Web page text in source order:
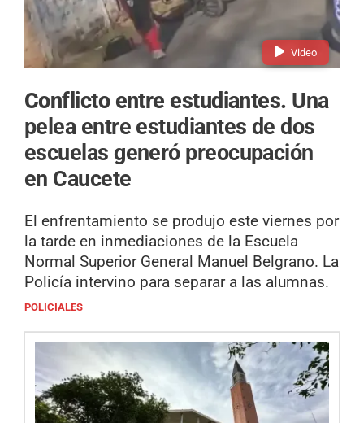
Video
Conflicto entre estudiantes. Una
pelea entre estudiantes de dos
escuelas generó preocupación
en Caucete
El enfrentamiento se produjo este viernes por
la tarde en inmediaciones de la Escuela
Normal Superior General Manuel Belgrano. La
Policía intervino para separar a las alumnas.
POLICIALES